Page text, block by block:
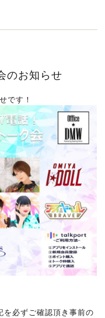
のお知らせ
です！
必ずご確認頂き事前の